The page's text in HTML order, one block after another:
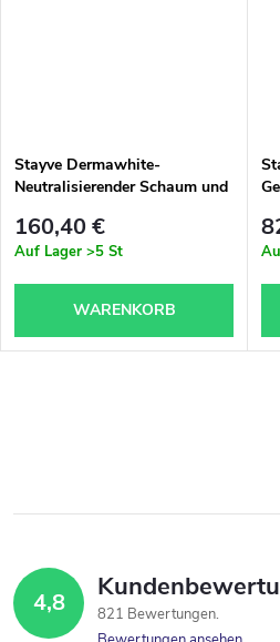
Stayve Dermawhite-
Neutralisierender Schaum und
Gel- Satz
160,40 €
Auf Lager >5 St
WARENKORB
4,8
821 Bewertungen